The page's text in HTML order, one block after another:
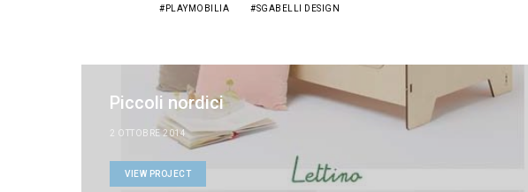
PLAYMOBILIA SGABELLI DESIGN
Piccoli nordici
2 OTTOBRE 2014
VIEW PROJECT